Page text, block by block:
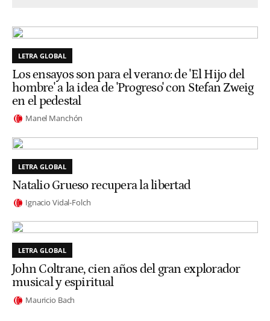
LETRA GLOBAL
Los ensayos son para el verano: de 'El Hijo del
hombre' a la idea de 'Progreso' con Stefan Zweig
en el pedestal
Manel Manchón
LETRA GLOBAL
Natalio Grueso recupera la libertad
Ignacio Vidal-Folch
LETRA GLOBAL
John Coltrane, cien años del gran explorador
musical y espiritual
Mauricio Bach